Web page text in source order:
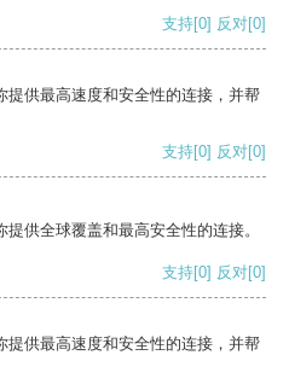
支持[0] 反对[0]
供最高速度和安全性的连接，并帮
支持[0] 反对[0]
供全球覆盖和最高安全性的连接。
支持[0] 反对[0]
供最高速度和安全性的连接，并帮